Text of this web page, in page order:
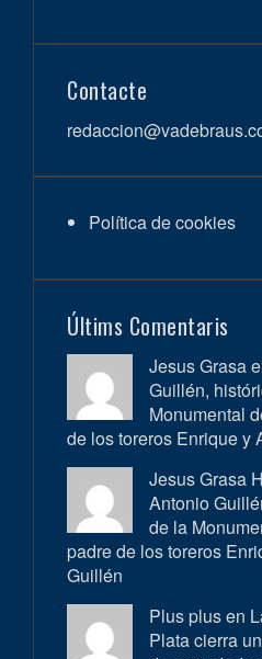
Contacte
Política de cookies
Últims Comentaris
Jesus Grasa
Guillén,
Monumental
de los toreros Enrique y
Jesus Grasa
Antonio
de la
padre de los toreros
Guillén
Plus plus en
Plata cierra